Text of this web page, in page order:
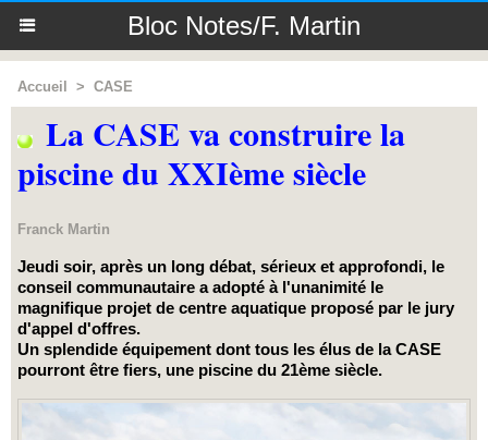
Bloc Notes/F. Martin
Accueil > CASE
La CASE va construire la
piscine du XXIème siècle
Franck Martin
Jeudi soir, après un long débat, sérieux et approfondi, le
conseil communautaire a adopté à l'unanimité le
magnifique projet de centre aquatique proposé par le jury
d'appel d'offres.
Un splendide équipement dont tous les élus de la CASE
pourront être fiers, une piscine du 21ème siècle.